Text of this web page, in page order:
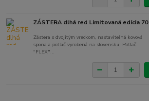
ZÁSTERA dlhá red Limitovaná edícia 70
Zástera s dvojitým vreckom, nastaviteľná kovová
spona a potlač vyrobená na slovensku. Potlač
"FLEX"...